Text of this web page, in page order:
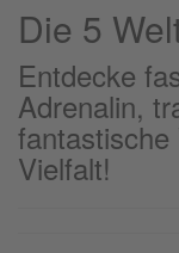
Die 5
Entdecke
Adrenalin,
Vielfalt!